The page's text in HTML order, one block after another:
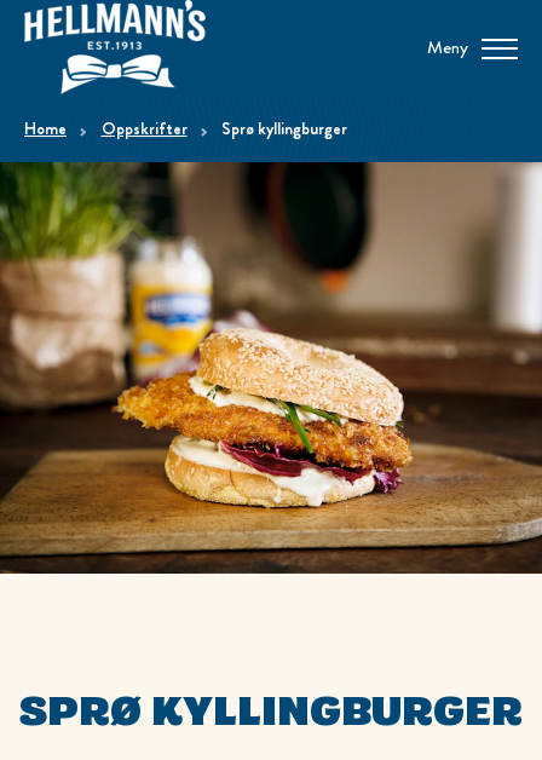
Meny
home Oppskrifter Sprø kyllingburger
SPRØ KYLLINGBURGER